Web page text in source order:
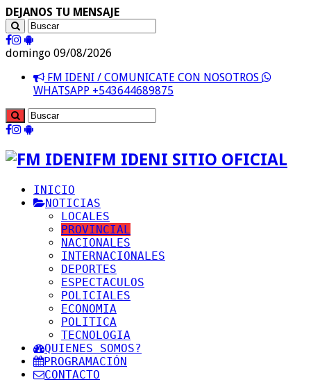
DEJANOS TU MENSAJE
domingo 09/08/2026
FM IDENI / COMUNICATE CON NOSOTROS
WHATSAPP +543644689875
FM IDENI SITIO OFICIAL
INICIO
NOTICIAS
LOCALES
PROVINCIAL
NACIONALES
INTERNACIONALES
DEPORTES
ESPECTACULOS
POLICIALES
ECONOMIA
POLITICA
TECNOLOGIA
QUIENES SOMOS?
PROGRAMACIÓN
CONTACTO